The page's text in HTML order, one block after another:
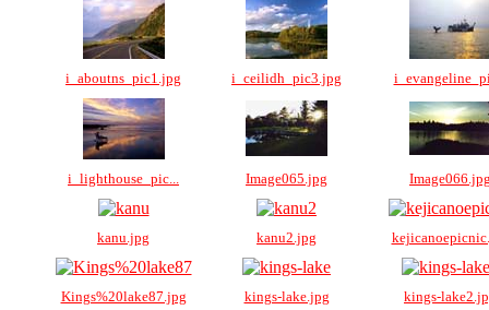
i_aboutns_pic1.jpg i_ceilidh_pic3.jpg
i_lighthouse_pic... Image065.jpg
kanu.jpg kanu2.jpg
Kings%20lake87.jpg kings-lake.jpg kings-